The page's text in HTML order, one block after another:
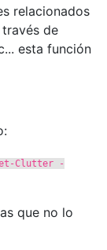
relacionados
de
esta función
Clutter -
que no lo